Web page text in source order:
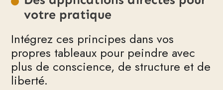
votre pratique
Intégrez ces principes dans vos
propres tableaux pour peindre avec
plus de conscience, de structure et de
liberté.